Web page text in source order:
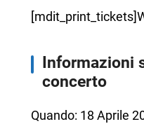
Informazioni
concerto
Quando: 18 Aprile